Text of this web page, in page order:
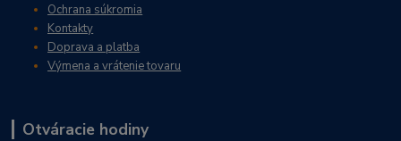
Ochrana súkromia
Kontakty
Doprava a platba
Výmena a vrátenie tovaru
Otváracie hodiny